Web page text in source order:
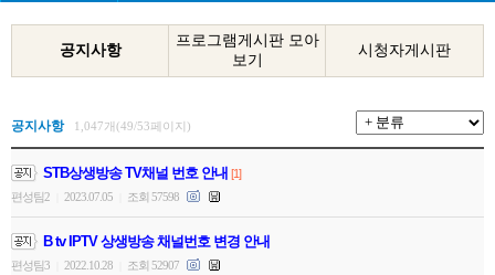
공지사항
프로그램게시판 모아
보기
시청자게시판
공지사항 1,047개(49/53페이지)
STB상생방송 TV채널 번호 안내 [1]
편성팀2
2023.07.05 조회 57598
B tv IPTV 상생방송 채널번호 변경 안내
편성팀3 2022.10.28 조회 52907